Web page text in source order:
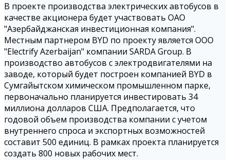
В проекте производства электрических автобусов в
качестве акционера будет участвовать ОАО
"Азербайджанская инвестиционная компания".
Местным партнером BYD по проекту является ООО
"Electrify Azerbaijan" компании SARDA Group. В
производство автобусов с электродвигателями на
заводе, который будет построен компанией BYD в
Сумгайытском химическом промышленном парке,
первоначально планируется инвестировать 34
миллиона долларов США. Предполагается, что
годовой объем производства компании с учетом
внутреннего спроса и экспортных возможностей
составит 500 единиц. В рамках проекта планируется
создать 800 новых рабочих мест.